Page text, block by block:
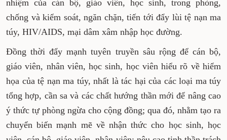
ngừa. Ảnh: Báo
Mục đich là nhằm nâng cao nhận thức, tinh
thần trách nhiệm của cán bộ, giáo viên, học
sinh, trong phòng, chống và kiểm soát, ngăn
chặn, tiến tới đẩy lùi tệ nạn ma túy, HIV/AIDS,
mại dâm xâm nhập học đường.
Đồng thời đẩy mạnh tuyên truyền sâu rộng để
cán bộ, giáo viên, nhân viên, học sinh, học viên
hiểu rõ về hiểm họa của tệ nạn ma túy, nhất là